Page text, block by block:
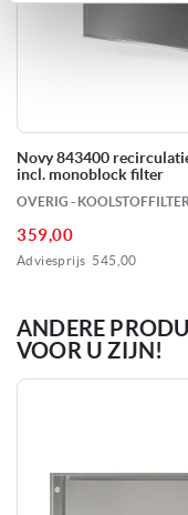
Min. afzuigvermogen
Geluidsniveau min.
Geluidsniveau boost
Kenmerken
Novy 843400
incl. monoblock filter
OVERIG -
359,00
Adviesprijs 545,00
ANDERE
VOOR U ZIJN!